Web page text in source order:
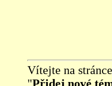
Vítejte na